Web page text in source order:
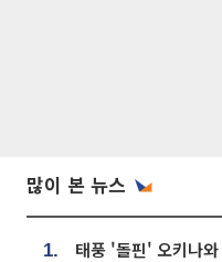
많이 본 뉴스
1.